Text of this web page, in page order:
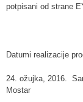
potpisani od strane
Datumi realizacije
24. ožujka, 2016.
Mostar